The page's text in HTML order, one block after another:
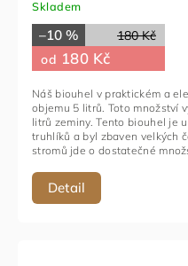
Skladem
180 Kč
–10 %
od 180 Kč
Detail
Náš biouhel v praktickém a
objemu 5 litrů. Toto množství
litrů zeminy. Tento biouhel je
truhlíků a byl zbaven velkých
stromů jde o dostatečné